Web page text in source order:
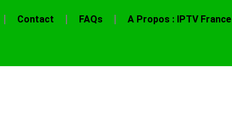
Contact FAQs A Propos : IPTV France